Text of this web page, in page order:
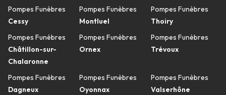
Pompes Funèbres
Cessy
Pompes Funèbres
Châtillon-sur-
Chalaronne
Pompes Funèbres
Dagneux
Pompes Funèbres
Montluel
Pompes Funèbres
Ornex
Pompes Funèbres
Oyonnax
Pompes Funèbres
Thoiry
Pompes Funèbres
Trévoux
Pompes Funèbres
Valserhône